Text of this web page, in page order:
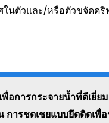
ในตัวและ/หรือตัวขจัดด
อการกระจายน้ำที่ดีเยี่ยม
การชดเชยแบบยึดติดเพื่